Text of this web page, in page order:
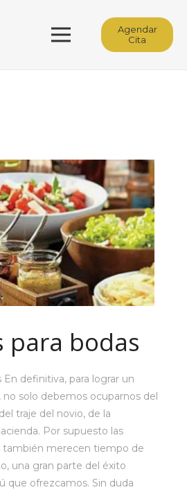
Agendar
Cita
para bodas
En definitiva, para lograr un
solo debemos ocuparnos del
traje del novio, de la
Por supuesto las
también merecen tiempo de
una gran parte del éxito
que ofrezcamos. Sin duda